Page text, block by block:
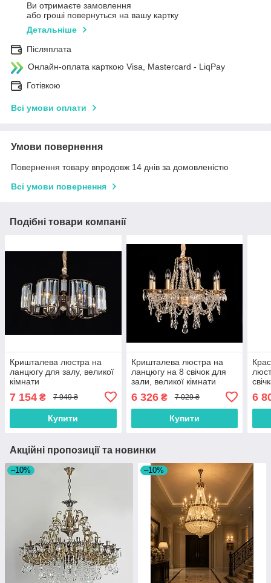
Ви отримаєте замовлення
або гроші повернуться на вашу картку
Детальніше
Післяплата
Онлайн-оплата карткою Visa, Mastercard - LiqPay
Готівкою
Всі умови оплати
Умови повернення
Повернення товару впродовж 14 днів за домовленістю
Всі умови повернення
Подібні товари компанії
Кришталева люстра на
ланцюгу для залу, великої
кімнати
7 154 ₴ 7 949 ₴
Купити
Кришталева люстра на
ланцюгу на 8 свічок для
зали, великої кімнати
6 326₴ 7 029 ₴
Купити
6
Акційні пропозиції та новинки
–10% –10%